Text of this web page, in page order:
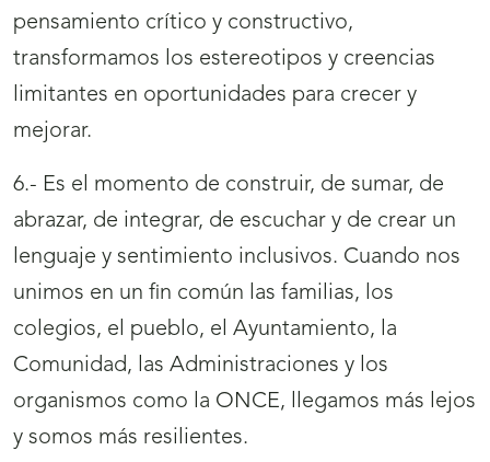
pensamiento crítico y constructivo,
transformamos los estereotipos y creencias
limitantes en oportunidades para crecer y
mejorar.
6.- Es el momento de construir, de sumar, de
abrazar, de integrar, de escuchar y de crear un
lenguaje y sentimiento inclusivos. Cuando nos
unimos en un fin común las familias, los
colegios, el pueblo, el Ayuntamiento, la
Comunidad, las Administraciones y los
organismos como la ONCE, llegamos más lejos
y somos más resilientes.